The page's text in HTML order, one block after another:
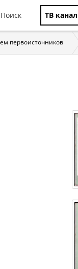
Поиск ТВ канал
первоисточников